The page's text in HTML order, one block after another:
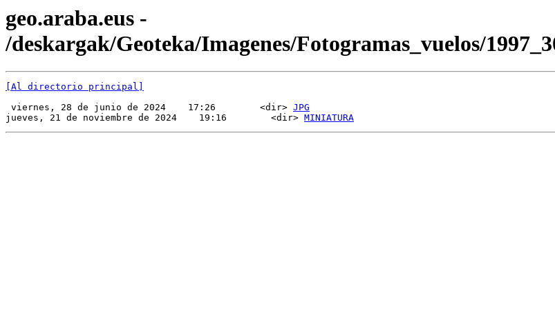
geo.araba.eus -
/deskargak/Geoteka/Imagenes/Fotogramas_vuelos/
[Al directorio principal]
viernes, 28 de junio de 2024    17:26        <dir> JPG
jueves, 21 de noviembre de 2024    19:16        <dir> MINIATURA